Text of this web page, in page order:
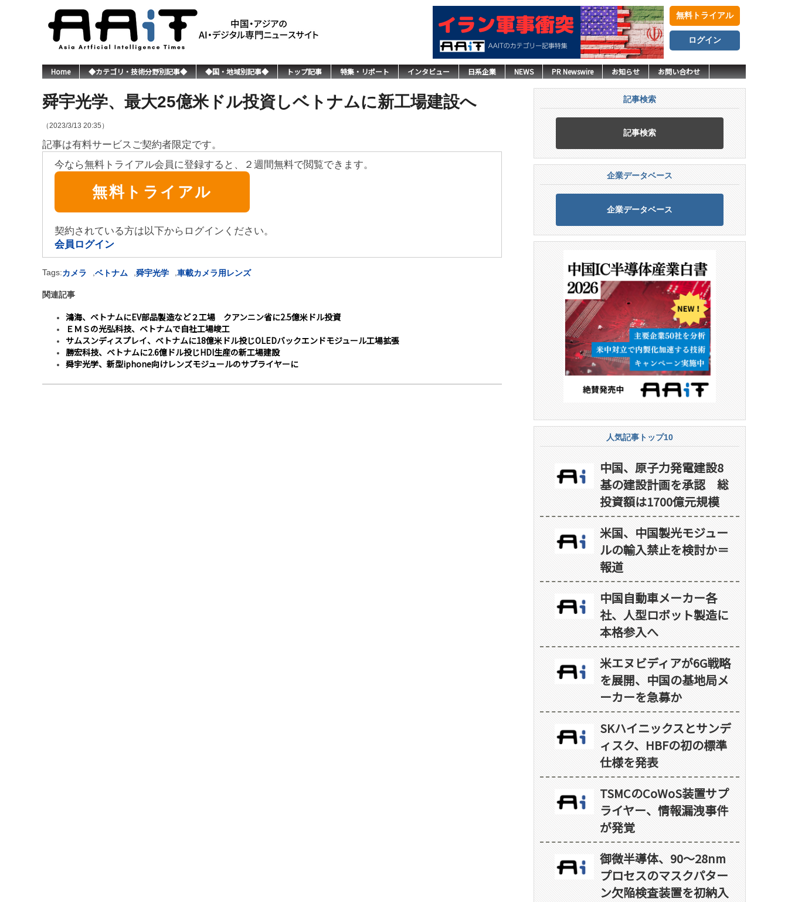
無料トライアル
ログイン
Home ◆カテゴリ・技術分野別記事◆ ◆国・地域別記事◆ トップ記事 特集・リポート インタビュー 日系企業 NEWS PR Newswire お知らせ お問い合わせ
舜宇光学、最大25億米ドル投資しベトナムに新工場建設へ
（2023/3/13 20:35）
記事は有料サービスご契約者限定です。
今なら無料トライアル会員に登録すると、２週間無料で閲覧できます。
無料トライアル
契約されている方は以下からログインください。
会員ログイン
Tags:カメラ ベトナム 舜宇光学 車載カメラ用レンズ
関連記事
鴻海、ベトナムにEV部品製造など２工場 クアンニン省に2.5億米ドル投資
ＥＭＳの光弘科技、ベトナムで自社工場竣工
サムスンディスプレイ、ベトナムに18億米ドル投じOLEDバックエンドモジュール工場拡張
勝宏科技、ベトナムに2.6億ドル投じHDI生産の新工場建設
舜宇光学、新型iphone向けレンズモジュールのサプライヤーに
記事検索
記事検索
企業データベース
企業データベース
人気記事トップ10
中国、原子力発電建設8
基の建設計画を承認 総
投資額は1700億元規模
米国、中国製光モジュー
ルの輸入禁止を検討か＝
報道
中国自動車メーカー各
社、人型ロボット製造に
本格参入へ
米エヌビディアが6G戦略
を展開、中国の基地局メ
ーカーを急募か
SKハイニックスとサンデ
ィスク、HBFの初の標準
仕様を発表
TSMCのCoWoS装置サプ
ライヤー、情報漏洩事件
が発覚
御微半導体、90～28nm
プロセスのマスクパター
ン欠陥検査装置を初納入